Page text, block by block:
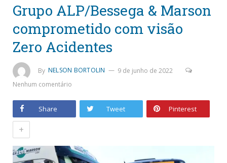
Grupo ALP/Bessega & Marson
comprometido com visão
Zero Acidentes
By NELSON BORTOLIN
9 de junho de 2022
Nenhum comentário
Share Tweet Pinterest
+